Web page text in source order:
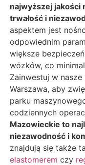
najwyższej jakości
trwałość i
aspektem jest
odpowiednim
większe
wózków, co
Zainwestuj w
Warszawa, aby
parku
codziennych
Mazowieckie to
niezawodność i
znajdują się także
elastomerem czy